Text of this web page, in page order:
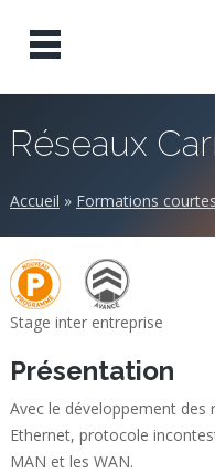
Réseaux
Accueil » Formations courtes
Stage inter entreprise
Présentation
Avec le développement des
Ethernet, protocole
MAN et les WAN.